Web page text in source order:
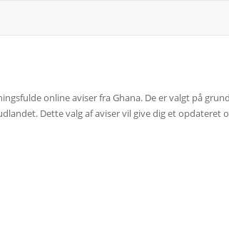
online aviser fra Ghana. De er valgt på
Dette valg af aviser vil give dig et opdateret